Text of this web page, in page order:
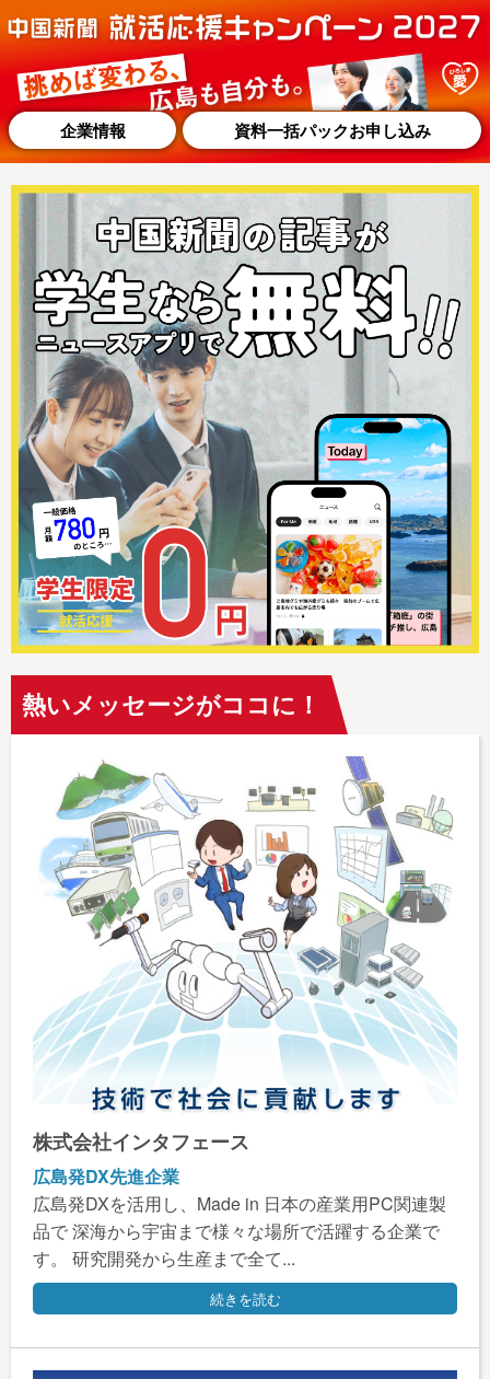
企業情報 資料一括パックお申し込み
熱いメッセージがココに！
株式会社インタフェース
広島発DX先進企業
広島発DXを活用し、Made in 日本の産業用PC関連製
品で 深海から宇宙まで様々な場所で活躍する企業で
す。 研究開発から生産まで全て...
続きを読む